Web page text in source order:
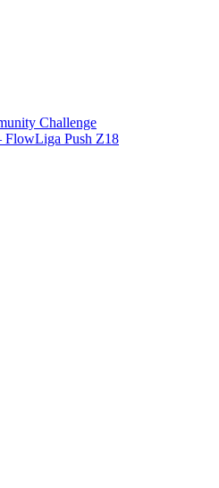
Challenge
FlowLiga Push Z18